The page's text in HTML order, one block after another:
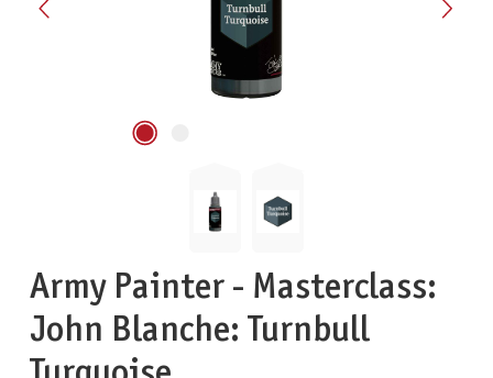
Army Painter - Masterclass:
John Blanche: Turnbull